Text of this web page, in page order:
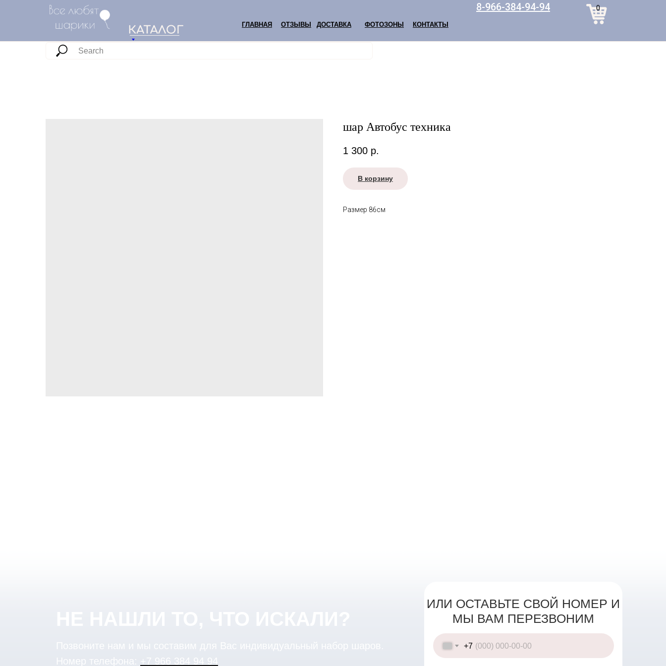
8-966-384-94-94 0
ОТЗЫВЫ
ГЛАВНАЯ ДОСТАВКА КОНТАКТЫ
ФОТОЗОНЫ
шар Автобус техника
1 300 р.
В корзину
Размер 86см
Номер телефона: +7 966 384 94 94
ИЛИ ОСТАВЬТЕ СВОЙ НОМЕР И
МЫ ВАМ ПЕРЕЗВОНИМ
+7